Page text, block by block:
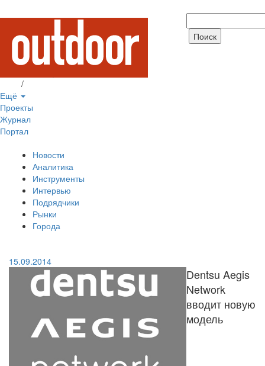
/
Ещё
Проекты
Журнал
Портал
Новости
Аналитика
Инструменты
Интервью
Подрядчики
Рынки
Города
15.09.2014
Dentsu Aegis
Network
вводит новую
модель